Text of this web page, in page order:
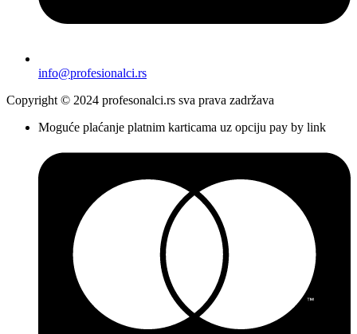
info@profesionalci.rs
Copyright © 2024 profesonalci.rs sva prava zadržava
Moguće plaćanje platnim karticama uz opciju pay by link